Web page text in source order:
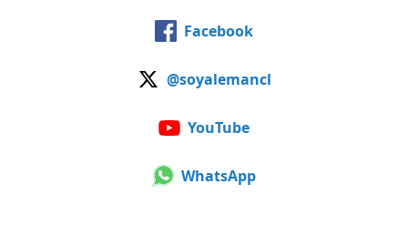
Facebook
@soyalemancl
YouTube
WhatsApp